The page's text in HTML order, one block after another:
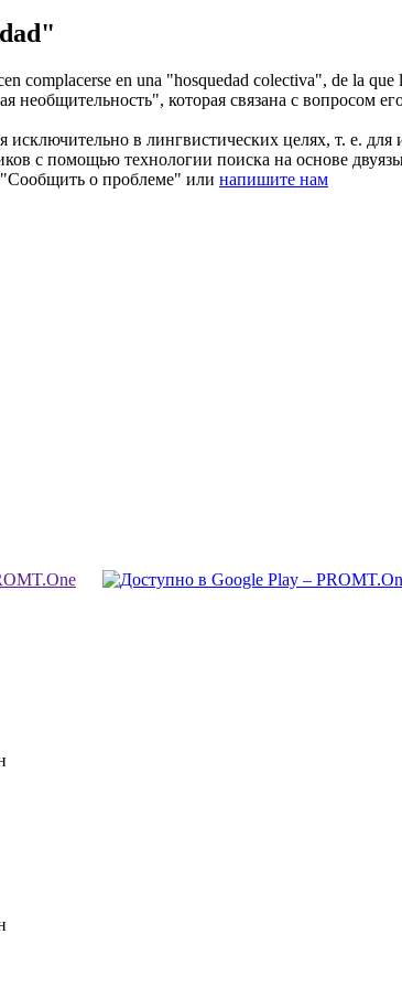
complacerse en una "hosquedad colectiva", de la que
которая связана с вопросом
в лингвистических целях, т. е.
с помощью технологии поиска на основе
о проблеме" или напишите нам